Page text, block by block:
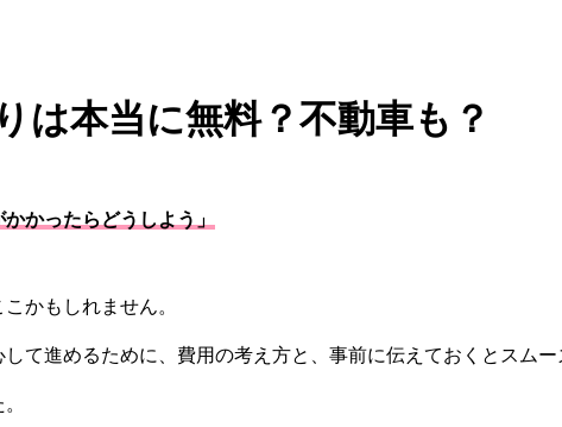
は本当に無料？不動車も？
かったらどうしよう」
かもしれません。
て進めるために、費用の考え方と、事前に伝えておくとスムー